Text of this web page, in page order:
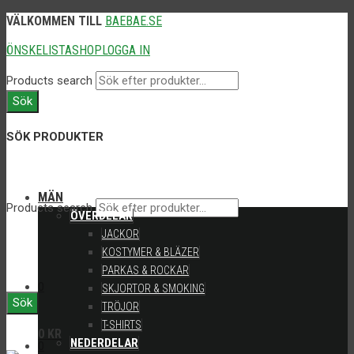
VÄLKOMMEN TILL BAEBAE.SE
ÖNSKELISTASHOPLOGGA IN
Products search
Sök
SÖK PRODUKTER
Products search
Sök
MÄN
ÖVERDELAR
JACKOR
KOSTYMER & BLÄZER
PARKAS & ROCKAR
SKJORTOR & SMOKING
TRÖJOR
T-SHIRTS
NEDERDELAR
0 KR